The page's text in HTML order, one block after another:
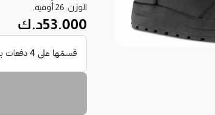
الوزن: 26 أوقية.
53.000د.ك